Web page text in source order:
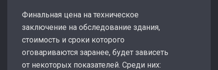
Финальная цена на техническое
заключение на обследование здания,
стоимость и сроки которого
оговариваются заранее, будет зависеть
от некоторых показателей. Среди них: